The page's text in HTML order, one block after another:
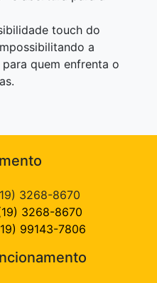
touch do
a
quem enfrenta o
3268-8670
3268-8670
99143-7806